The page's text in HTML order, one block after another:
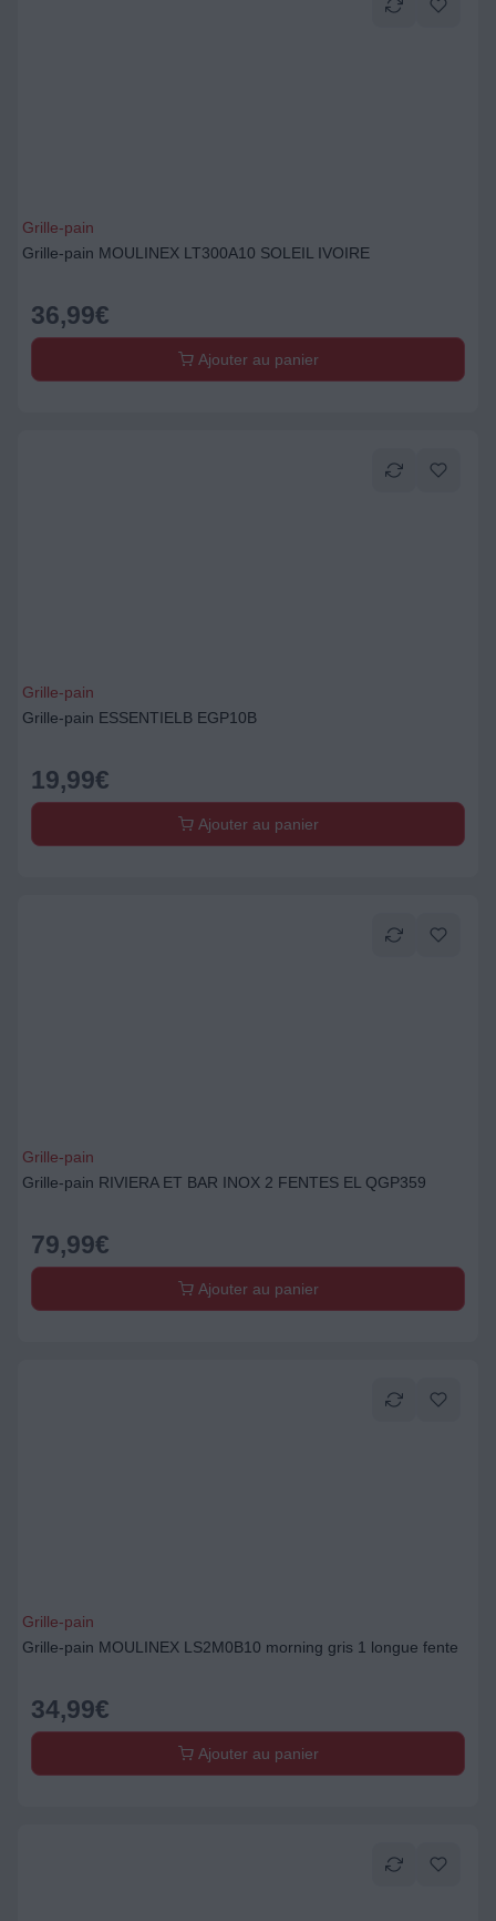
Grille-pain
Grille-pain MOULINEX LT300A10 SOLEIL IVOIRE
36,99€
Ajouter au panier
Grille-pain
Grille-pain ESSENTIELB EGP10B
19,99€
Ajouter au panier
Grille-pain
Grille-pain RIVIERA ET BAR INOX 2 FENTES EL QGP359
79,99€
Ajouter au panier
Grille-pain
Grille-pain MOULINEX LS2M0B10 morning gris 1 longue fente
34,99€
Ajouter au panier